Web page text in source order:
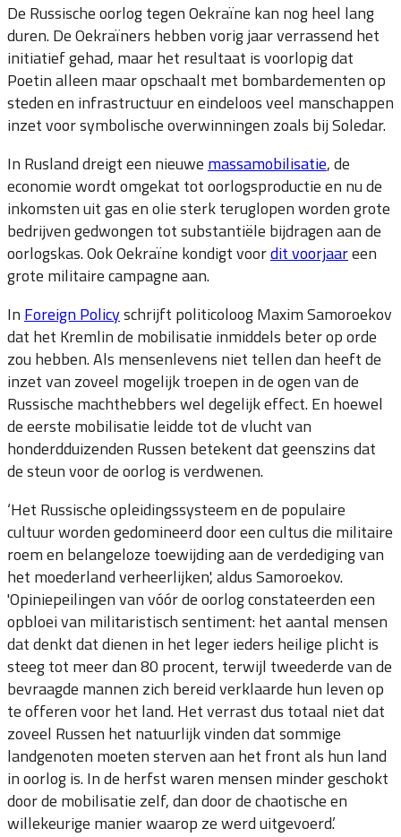
De Russische oorlog tegen Oekraïne kan nog heel lang
duren. De Oekraïners hebben vorig jaar verrassend het
initiatief gehad, maar het resultaat is voorlopig dat
Poetin alleen maar opschaalt met bombardementen op
steden en infrastructuur en eindeloos veel manschappen
inzet voor symbolische overwinningen zoals bij Soledar.
In Rusland dreigt een nieuwe massamobilisatie, de
economie wordt omgekat tot oorlogsproductie en nu de
inkomsten uit gas en olie sterk teruglopen worden grote
bedrijven gedwongen tot substantiële bijdragen aan de
oorlogskas. Ook Oekraïne kondigt voordit voorjaareen
grote militaire campagne aan.
In Foreign Policyschrijft politicoloog Maxim Samoroekov
dat het Kremlin de mobilisatie inmiddels beter op orde
zou hebben. Als mensenlevens niet tellen dan heeft de
inzet van zoveel mogelijk troepen in de ogen van de
Russische machthebbers wel degelijk effect. En hoewel
de eerste mobilisatie leidde tot de vlucht van
honderdduizenden Russen betekent dat geenszins dat
de steun voor de oorlog is verdwenen.
‘Het Russische opleidingssysteem en de populaire
cultuur worden gedomineerd door een cultus die militaire
roem en belangeloze toewijding aan de verdediging van
het moederland verheerlijken', aldus Samoroekov.
'Opiniepeilingen van vóór de oorlog constateerden een
opbloei van militaristisch sentiment: het aantal mensen
dat denkt dat dienen in het leger ieders heilige plicht is
steeg tot meer dan 80 procent, terwijl tweederde van de
bevraagde mannen zich bereid verklaarde hun leven op
te offeren voor het land. Het verrast dus totaal niet dat
zoveel Russen het natuurlijk vinden dat sommige
landgenoten moeten sterven aan het front als hun land
in oorlog is. In de herfst waren mensen minder geschokt
door de mobilisatie zelf, dan door de chaotische en
willekeurige manier waarop ze werd uitgevoerd.’